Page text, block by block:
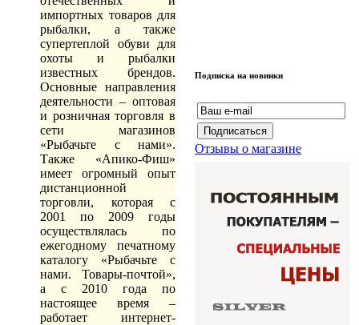
импортных товаров для
рыбалки, а также
супертеплой обуви для
охоты и рыбалки
известных брендов.
Основные направления
деятельности – оптовая
и розничная торговля в
сети магазинов
«Рыбачьте с нами».
Также «Апико-Фиш»
имеет огромный опыт
дистанционной
торговли, которая с
2001 по 2009 годы
осуществлялась по
ежегодному печатному
каталогу «Рыбачьте с
нами. Товары-почтой»,
а с 2010 года по
настоящее время –
работает интернет-
Подписка на новинки
Отзывы о магазине